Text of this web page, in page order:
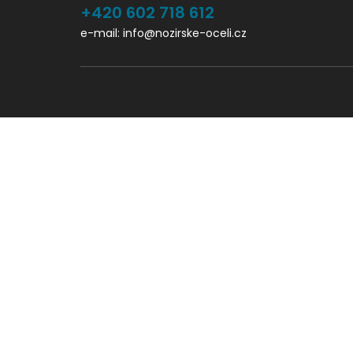
+420 602 718 612
e-mail: info@nozirske-oceli.cz